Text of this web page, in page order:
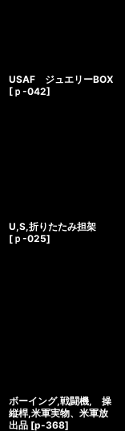
USAF ジュエリーBOX
[ ｐ-042]
U,S,折りたたみ担架
[ ｐ-025]
ボーイング,戦闘機, 操
縦桿,米軍実物、米軍放
出品 [p-368]